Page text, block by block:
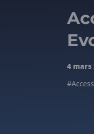
4 mars